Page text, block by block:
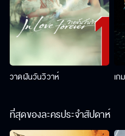
วาดฝันวันวิวาห์ เก
ที่สุดของละครประจำสัปดาห์